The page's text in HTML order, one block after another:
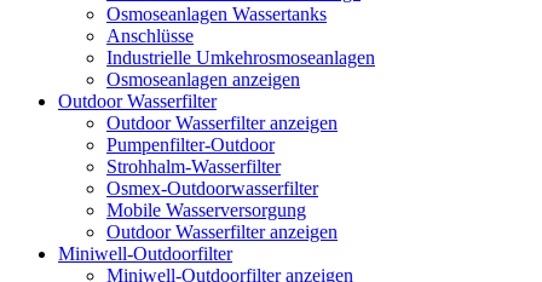
Osmoseanlagen Wassertanks
Anschlüsse
Industrielle Umkehrosmoseanlagen
Osmoseanlagen anzeigen
Outdoor Wasserfilter
Outdoor Wasserfilter anzeigen
Pumpenfilter-Outdoor
Strohhalm-Wasserfilter
Osmex-Outdoorwasserfilter
Mobile Wasserversorgung
Outdoor Wasserfilter anzeigen
Miniwell-Outdoorfilter
Miniwell-Outdoorfilter anzeigen